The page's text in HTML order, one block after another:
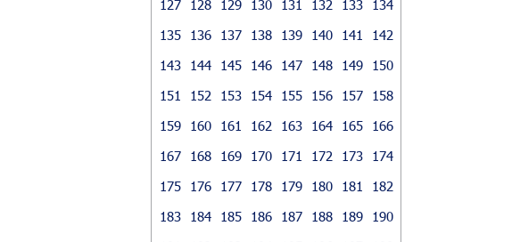
127
128 129 130 131 132 133
134
135
136 137 138 139 140 141
142
143
144 145 146 147 148 149
150
151
152 153 154 155 156 157
158
159
160 161 162 163 164 165
166
167
168 169 170 171 172 173
174
175
176 177 178 179 180 181
182
183
184 185 186 187 188 189
190